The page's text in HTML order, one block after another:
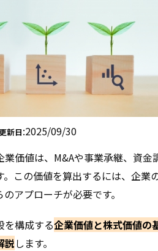
新日:2025/09/30
価値は、M&Aや事業承継、資
この価値を算出するには、企業
アプローチが必要です。
を構成する企業価値と株式価値の
説します。